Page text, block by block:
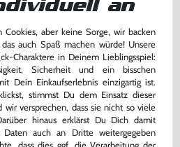
ANDERE DAZU
an
aber keine Sorge, wir backen
auch Spaß machen würde! Unsere
Charaktere in Deinem Lieblingsspiel:
Sicherheit und ein bisschen
Dein Einkaufserlebnis einzigartig ist.
stimmst Du dem Einsatz dieser
versprechen, dass sie nicht so viele
hinaus erklärst Du Dich damit
Daten auch an Dritte weitergegeben